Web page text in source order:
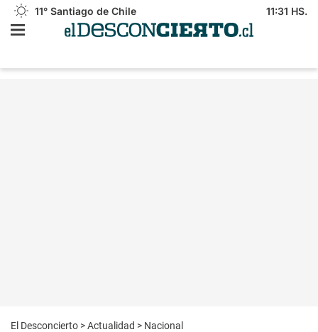
11° Santiago de Chile 11:31 HS.
El Desconcierto >Actualidad > Nacional